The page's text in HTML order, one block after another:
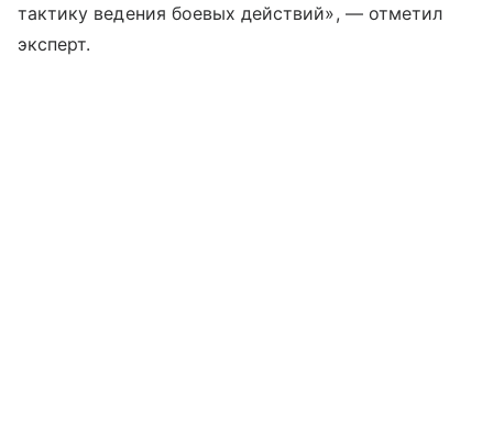
тактику ведения боевых действий», — отметил
эксперт.